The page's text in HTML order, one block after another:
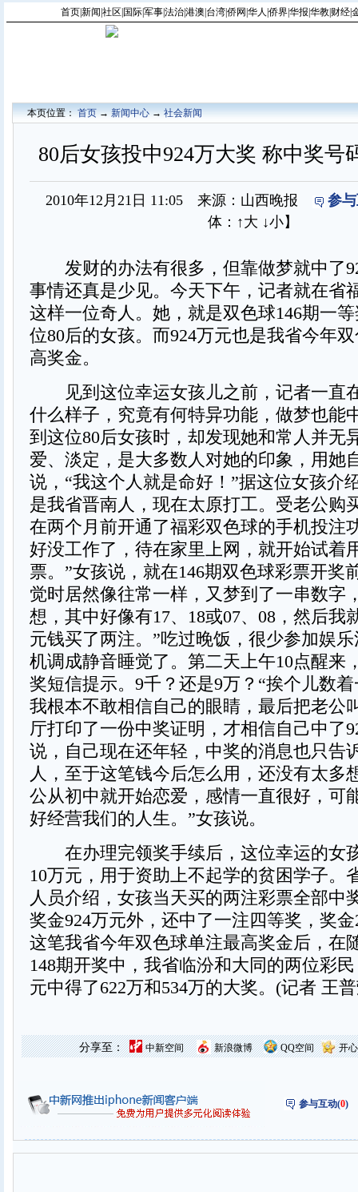
首页|新闻 社区 国际|军事|法治|港澳 台湾|侨网 华人 侨界|华报 华教| 财经|
本页位置：首页→新闻中心→社会新闻
80后女孩投中924万大奖 称中奖号
2010年12月21日 11:05 来源：山西晚报
参
体： ↑大 ↓小】
发财的办法有很多，但靠做梦就中了
事情还真是少见。今天下午，记者就在省
这样一位奇人。她，就是双色球146期一
位80后的女孩。而924万元也是我省今年
高奖金。
见到这位幸运女孩儿之前，记者一直
什么样子，究竟有何特异功能，做梦也能
到这位80后女孩时，却发现她和常人并无
爱、淡定，是大多数人对她的印象，用她
说，“我这个人就是命好！”据这位女孩介
是我省晋南人，现在太原打工。受老公购
在两个月前开通了福彩双色球的手机投注
好没工作了，待在家里上网，就开始试着
票。”女孩说，就在146期双色球彩票开奖
觉时居然像往常一样，又梦到了一串数字
想，其中好像有17、18或07、08，然后我
元钱买了两注。”吃过晚饭，很少参加娱
机调成静音睡觉了。第二天上午10点醒来
奖短信提示。9千？还是9万？“挨个儿数
我根本不敢相信自己的眼睛，最后把老公
厅打印了一份中奖证明，才相信自己中了
说，自己现在还年轻，中奖的消息也只告
人，至于这笔钱今后怎么用，还没有太多
公从初中就开始恋爱，感情一直很好，可
好经营我们的人生。”女孩说。
在办理完领奖手续后，这位幸运的女
10万元，用于资助上不起学的贫困学子。
人员介绍，女孩当天买的两注彩票全部中
奖金924万元外，还中了一注四等奖，奖
这笔我省今年双色球单注最高奖金后，在
148期开奖中，我省临汾和大同的两位彩
元中得了622万和534万的大奖。(记者 王
开
QQ空间
新浪微博
中新空间
分享至：
参与互动(0)